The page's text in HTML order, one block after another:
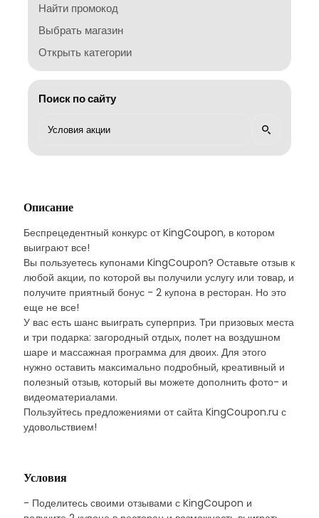
Найти промокод
Выбрать магазин
Открыть категории
Поиск по сайту
Описание
Беспрецедентный конкурс от KingCoupon, в котором
выиграют все!
Вы пользуетесь купонами KingCoupon? Оставьте отзыв к
любой акции, по которой вы получили услугу или товар, и
получите приятный бонус - 2 купона в ресторан. Но это
еще не все!
У вас есть шанс выиграть суперприз. Три призовых места
и три подарка: загородный отдых, полет на воздушном
шаре и массажная программа для двоих. Для этого
нужно оставить максимально подробный, креативный и
полезный отзыв, который вы можете дополнить фото- и
видеоматериалами.
Пользуйтесь предложениями от сайта KingCoupon.ru с
удовольствием!
Условия
- Поделитесь своими отзывами с KingCoupon и